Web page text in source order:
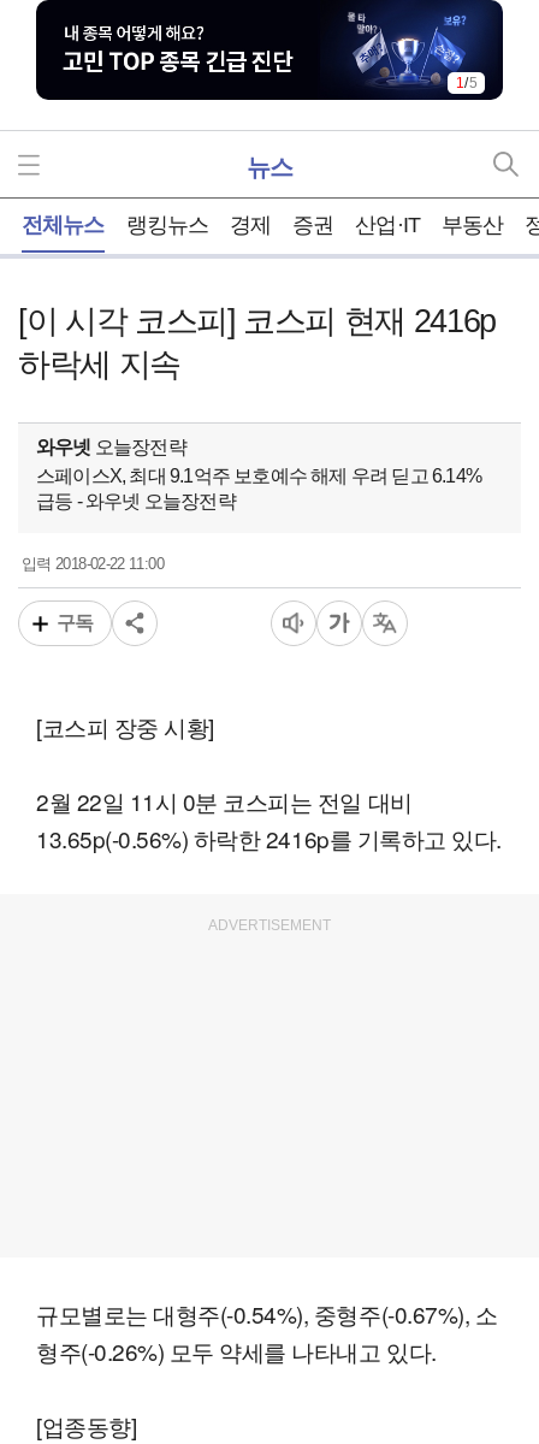
1/5
뉴스
전체뉴스 랭킹뉴스 경제 증권 산업·IT 부동산
[이 시각 코스피] 코스피 현재 2416p
하락세 지속
와우넷 오늘장전략
스페이스X, 최대 9.1억주 보호예수 해제 우려 딛고 6.14%
급등 - 와우넷 오늘장전략
입력2018-02-22 11:00
구독
[코스피 장중 시황]
2월 22일 11시 0분 코스피는 전일 대비
13.65p(-0.56%) 하락한 2416p를 기록하고 있다.
ADVERTISEMENT
규모별로는 대형주(-0.54%), 중형주(-0.67%), 소
형주(-0.26%) 모두 약세를 나타내고 있다.
[업종동향]